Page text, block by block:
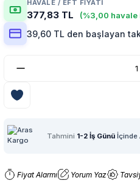
HAVALE / EFT FIYATI
377,83 TL (%3,00
39,60 TL den başlayan
Tahmini 1-2 İş Günü İçinde
Fiyat Alarmı Yorum Yaz